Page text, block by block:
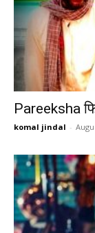
Pareeksha
komal jindal -